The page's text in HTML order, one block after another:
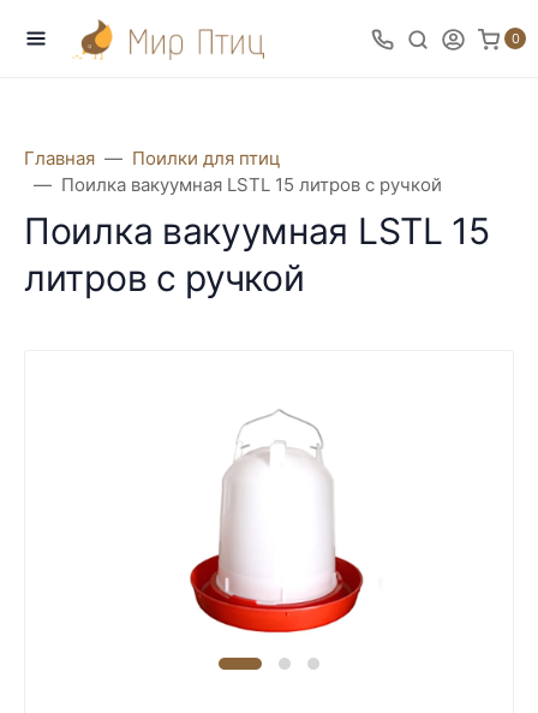
0
Главная
Поилки для птиц
Поилка вакуумная LSTL 15 литров с ручкой
Поилка вакуумная LSTL 15
литров с ручкой